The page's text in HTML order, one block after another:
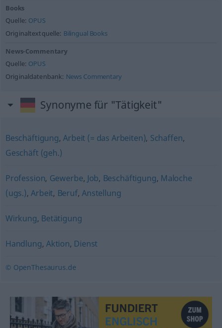
Books
Quelle: OPUS
Originaltextquelle: Bilingual Books
News-Commentary
Quelle: OPUS
Originaldatenbank: News Commentary
Synonyme für "Tätigkeit"
Beschäftigung,Arbeit (= das Arbeiten), Schaffen,
Geschäft (geh.)
Profession, Gewerbe, Job, Beschäftigung, Maloche
(ugs.),Arbeit, Beruf,Anstellung
Wirkung, Betätigung
Handlung, Aktion, Dienst
© OpenThesaurus.de